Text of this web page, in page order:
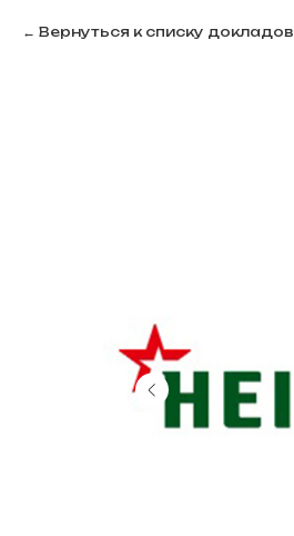
Вернуться к списку докладов